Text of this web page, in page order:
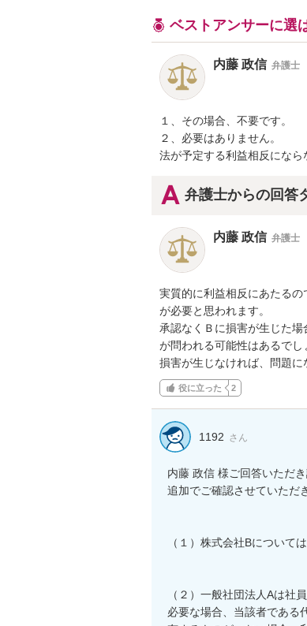
ベストアンサーに選
内藤 政信 弁護士
１、その場合、不要です。
２、必要はありません。
法が予定する利益相反になら
弁護士からの回答
内藤 政信 弁護士
実質的に利益相反にあたる
が必要と思われます。
承認なくＢに損害が生じた
が問われる可能性はあるでし
損害が生じなければ、問題に
役に立った 2
1192 さん
内藤 政信 様ご回答いただ
追加でご確認させていただ
（１）株式会社Bについて
（２）一般社団法人Aは社
必要な場合、当該者である